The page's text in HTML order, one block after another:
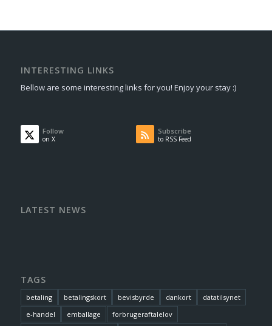
INTERESTING LINKS
Bellow are some interesting links for you! Enjoy your stay :)
Follow
on X
Subscribe
to RSS Feed
LATEST NEWS
TAGS
betaling betalingskort bevisbyrde dankort
datatilsynet
e-handel
emballage
forbrugeraftalelov